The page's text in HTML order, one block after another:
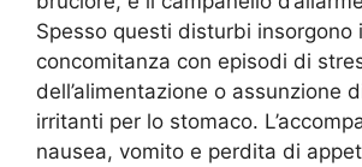
Spesso questi disturbi insorgono
concomitanza con episodi di
dell’alimentazione o assunzione
irritanti per lo stomaco.
nausea, vomito e perdita di